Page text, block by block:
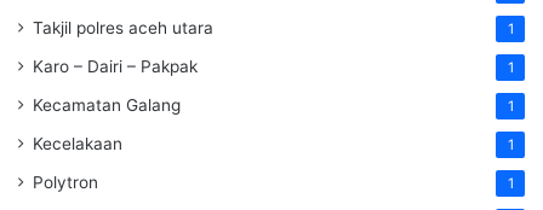
Takjil polres aceh utara 1
Karo – Dairi – Pakpak 1
Kecamatan Galang 1
Kecelakaan 1
Polytron 1